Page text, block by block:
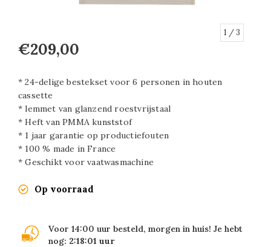
1 / 3
€209,00
* 24-delige bestekset voor 6 personen in houten
cassette
* lemmet van glanzend roestvrijstaal
* Heft van PMMA kunststof
* 1 jaar garantie op productiefouten
* 100 % made in France
* Geschikt voor vaatwasmachine
Op voorraad
Voor 14:00 uur besteld, morgen in huis! Je hebt
nog: 2:18:01 uur